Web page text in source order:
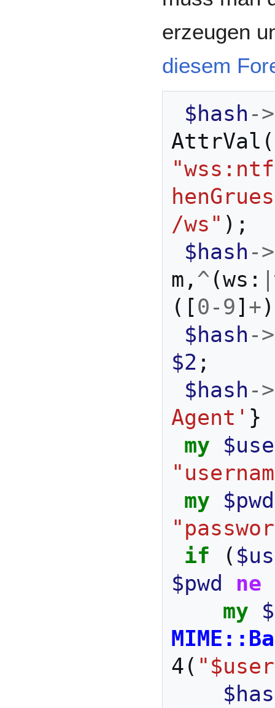
erzeugen
diesem
$hash ->
AttrVal (
/ws" );
$hash ->
m , ^ (ws:
([0 - 9 ] +
$hash ->
$2 ;
$hash ->
Agent' }
my
my
$pwd
if
(
$pwd
ne
my
4 (